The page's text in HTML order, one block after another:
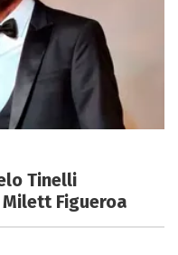
Tinelli
Figueroa